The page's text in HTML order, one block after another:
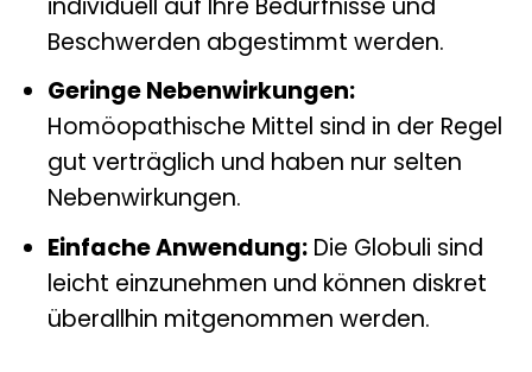
individuell auf Ihre Bedürfnisse und
Beschwerden abgestimmt werden.
Geringe Nebenwirkungen:
Homöopathische Mittel sind in der Regel
gut verträglich und haben nur selten
Nebenwirkungen.
Einfache Anwendung:Die Globuli sind
leicht einzunehmen und können diskret
überallhin mitgenommen werden.